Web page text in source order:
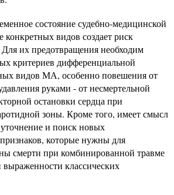
состояние судебно-медицинской
видов создает риск
их предотвращения необходим
критериев дифференциальной
видов МА, особенно повешения от
руками - от несмертельной
остановки сердца при
зоны. Кроме того, имеет смысл
и поиск новых
которые нужны для
смерти при комбинированной травме
классических